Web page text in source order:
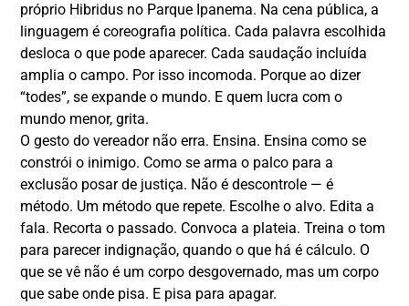
próprio Hibridus no Parque Ipanema. Na cena pública, a
linguagem é coreografia política. Cada palavra escolhida
desloca o que pode aparecer. Cada saudação incluída
amplia o campo. Por isso incomoda. Porque ao dizer
“todes”, se expande o mundo. E quem lucra com o
mundo menor, grita.
O gesto do vereador não erra. Ensina. Ensina como se
constrói o inimigo. Como se arma o palco para a
exclusão posar de justiça. Não é descontrole — é
método. Um método que repete. Escolhe o alvo. Edita a
fala. Recorta o passado. Convoca a plateia. Treina o tom
para parecer indignação, quando o que há é cálculo. O
que se vê não é um corpo desgovernado, mas um corpo
que sabe onde pisa. E pisa para apagar.